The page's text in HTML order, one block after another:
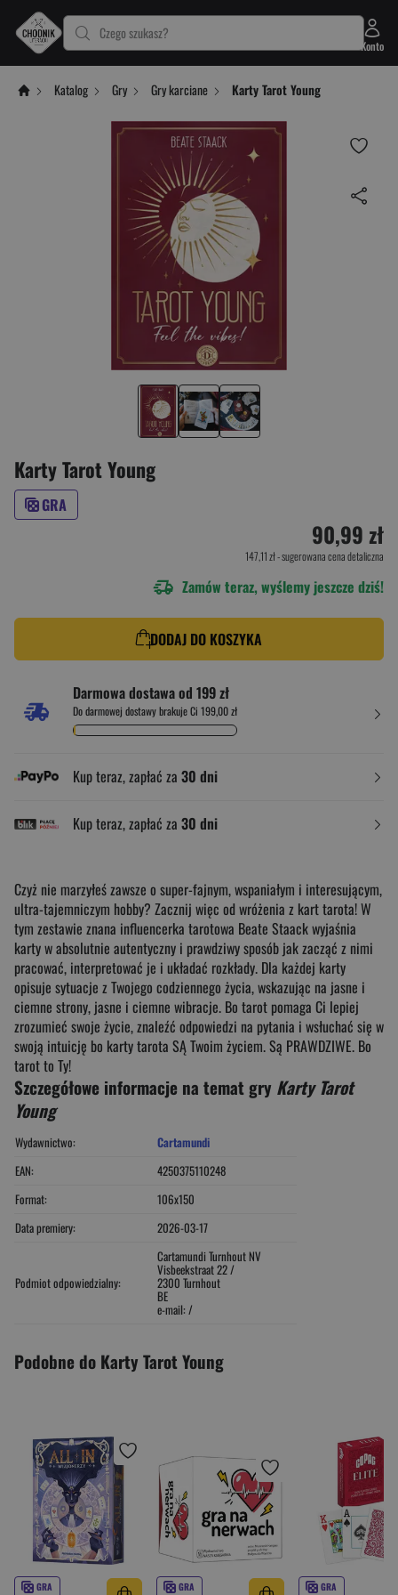
Czego szukasz?
Konto
Katalog Gry Gry karciane Karty Tarot Young
Karty Tarot Young
GRA
90,99 zł
147,11 zł- sugerowana cena detaliczna
Zamów teraz, wyślemy jeszcze dziś!
DODAJ DO KOSZYKA
Darmowa dostawa od 199 zł
Do darmowej dostawy brakuje Ci 199,00 zł
Kup teraz, zapłać za 30 dni
Kup teraz, zapłać za 30 dni
Czyż nie marzyłeś zawsze o super-fajnym, wspaniałym i interesującym,
ultra-tajemniczym hobby? Zacznij więc od wróżenia z kart tarota! W
tym zestawie znana influencerka tarotowa Beate Staack wyjaśnia
karty w absolutnie autentyczny i prawdziwy sposób jak zacząć z nimi
pracować, interpretować je i układać rozkłady. Dla każdej karty
opisuje sytuacje z Twojego codziennego życia, wskazując na jasne i
ciemne strony, jasne i ciemne wibracje. Bo tarot pomaga Ci lepiej
zrozumieć swoje życie, znaleźć odpowiedzi na pytania i wsłuchać się w
swoją intuicję bo karty tarota SĄ Twoim życiem. Są PRAWDZIWE. Bo
tarot to Ty!
Szczegółowe informacje na temat gry Karty Tarot
Young
Wydawnictwo:
Cartamundi
EAN:
4250375110248
Format:
106x150
Data premiery:
2026-03-17
Podmiot odpowiedzialny:
Cartamundi Turnhout NV
Visbeekstraat 22 /
2300 Turnhout
BE
e-mail: /
Podobne do Karty Tarot Young
GRA GRA GRA